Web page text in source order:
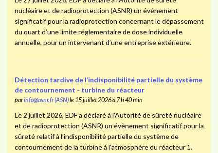
nucléaire et de radioprotection (ASNR) un événement
significatif pour la radioprotection concernant le dépassement
du quart d’une limite réglementaire de dose individuelle
annuelle, pour un intervenant d’une entreprise extérieure.
Détection tardive de l’indisponibilité partielle du système
de contournement - turbine du réacteur
parinfo@asnr.fr (ASN)le 15 juillet 2026 à 7 h 40 min
Le 2 juillet 2026, EDF a déclaré à l’Autorité de sûreté nucléaire
et de radioprotection (ASNR) un évènement significatif pour la
sûreté relatif à l’indisponibilité partielle du système de
contournement de la turbine à l’atmosphère du réacteur 1.